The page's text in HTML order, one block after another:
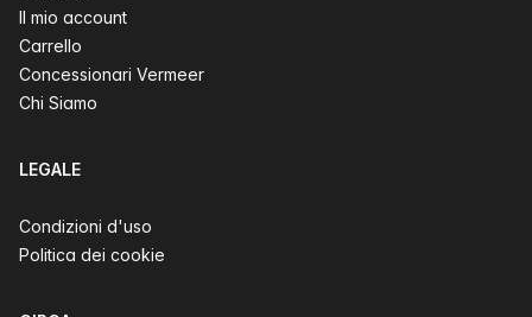
Il mio account
Carrello
Concessionari Vermeer
Chi Siamo
LEGALE
Condizioni d'uso
Politica dei cookie